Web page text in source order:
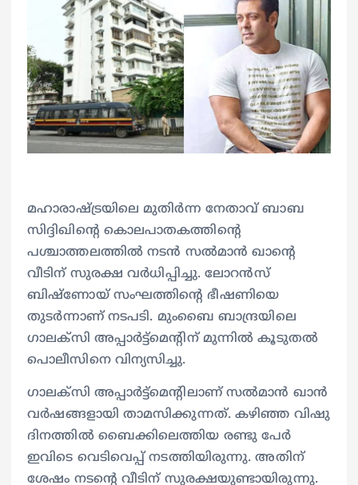
മഹാരാഷ്ട്രയിലെ മുതിര്‍ന്ന നേതാവ് ബാബ
സിദ്ദിഖിന്റെ കൊലപാതകത്തിന്റെ
പശ്ചാത്തലത്തില്‍ നടന്‍ സല്‍മാന്‍ ഖാന്റെ
വീടിന് സുരക്ഷ വര്‍ധിപ്പിച്ചു. ലോറന്‍സ്
ബിഷ്‌ണോയ് സംഘത്തിന്റെ ഭീഷണിയെ
തുടര്‍ന്നാണ് നടപടി. മുംബൈ ബാന്ദ്രയിലെ
ഗാലക്‌സി അപ്പാര്‍ട്ട്‌മെന്റിന് മുന്നില്‍ കൂടുതല്‍
പൊലീസിനെ വിന്യസിച്ചു.
ഗാലക്‌സി അപ്പാര്‍ട്ട്‌മെന്റിലാണ് സല്‍മാന്‍ ഖാന്‍
വര്‍ഷങ്ങളായി താമസിക്കുന്നത്. കഴിഞ്ഞ വിഷു
ദിനത്തില്‍ ബൈക്കിലെത്തിയ രണ്ടു പേര്‍
ഇവിടെ വെടിവെപ്പ് നടത്തിയിരുന്നു. അതിന്
ശേഷം നടന്റെ വീടിന് സുരക്ഷയുണ്ടായിരുന്നു.